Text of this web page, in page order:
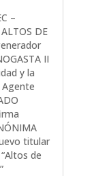
–
DE
II
y la
titular
de